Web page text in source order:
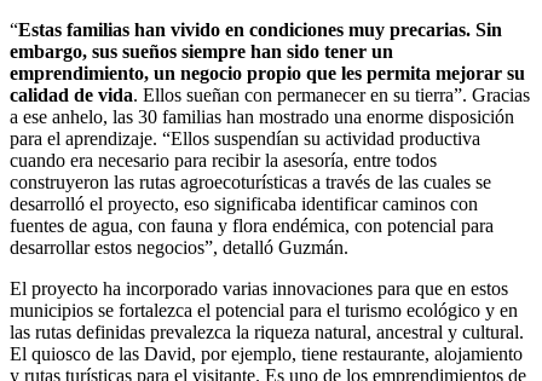
“Estas familias han vivido en condiciones muy precarias. Sin
embargo, sus sueños siempre han sido tener un
emprendimiento, un negocio propio que les permita mejorar su
calidad de vida. Ellos sueñan con permanecer en su tierra”. Gracias
a ese anhelo, las 30 familias han mostrado una enorme disposición
para el aprendizaje. “Ellos suspendían su actividad productiva
cuando era necesario para recibir la asesoría, entre todos
construyeron las rutas agroecoturísticas a través de las cuales se
desarrolló el proyecto, eso significaba identificar caminos con
fuentes de agua, con fauna y flora endémica, con potencial para
desarrollar estos negocios”, detalló Guzmán.
El proyecto ha incorporado varias innovaciones para que en estos
municipios se fortalezca el potencial para el turismo ecológico y en
las rutas definidas prevalezca la riqueza natural, ancestral y cultural.
El quiosco de las David, por ejemplo, tiene restaurante, alojamiento
y rutas turísticas para el visitante. Es uno de los emprendimientos de